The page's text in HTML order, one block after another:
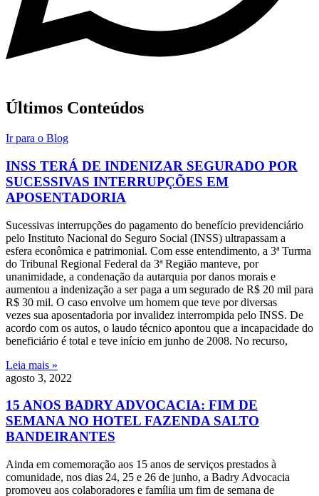
Últimos Conteúdos
Ir para o Blog
INSS TERÁ DE INDENIZAR SEGURADO POR
SUCESSIVAS INTERRUPÇÕES EM
APOSENTADORIA
Sucessivas interrupções do pagamento do benefício previdenciário
pelo Instituto Nacional do Seguro Social (INSS) ultrapassam a
esfera econômica e patrimonial. Com esse entendimento, a 3ª Turma
do Tribunal Regional Federal da 3ª Região manteve, por
unanimidade, a condenação da autarquia por danos morais e
aumentou a indenização a ser paga a um segurado de R$ 20 mil para
R$ 30 mil. O caso envolve um homem que teve por diversas
vezes sua aposentadoria por invalidez interrompida pelo INSS. De
acordo com os autos, o laudo técnico apontou que a incapacidade do
beneficiário é total e teve início em junho de 2008. No recurso,
Leia mais »
agosto 3, 2022
15 ANOS BADRY ADVOCACIA: FIM DE
SEMANA NO HOTEL FAZENDA SALTO
BANDEIRANTES
Ainda em comemoração aos 15 anos de serviços prestados à
comunidade, nos dias 24, 25 e 26 de junho, a Badry Advocacia
promoveu aos colaboradores e família um fim de semana de